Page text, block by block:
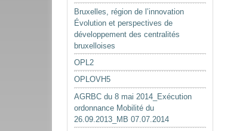
Bruxelles, région de l’innovation
Évolution et perspectives de
développement des centralités
bruxelloises
OPL2
OPLOVH5
AGRBC du 8 mai 2014_Exécution
ordonnance Mobilité du
26.09.2013_MB 07.07.2014